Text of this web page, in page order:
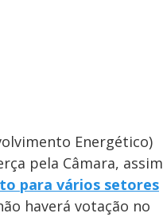
Energético)
pela Câmara, assim
para vários setores
haverá votação no